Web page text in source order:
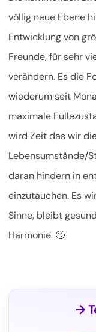
völlig neue Ebene
Entwicklung von
Freunde, für sehr
verändern. Es die
wiederum seit
maximale
wird Zeit das wir
Lebensumstände/
daran hindern in
einzutauchen. Es
Sinne, bleibt
Harmonie. 🙂
→